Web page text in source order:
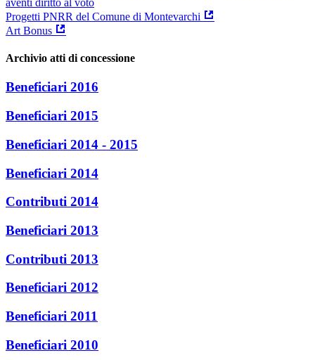
Progetti PNRR del Comune di Montevarchi
Art Bonus
Archivio atti di concessione
Beneficiari 2016
Beneficiari 2015
Beneficiari 2014 - 2015
Beneficiari 2014
Contributi 2014
Beneficiari 2013
Contributi 2013
Beneficiari 2012
Beneficiari 2011
Beneficiari 2010